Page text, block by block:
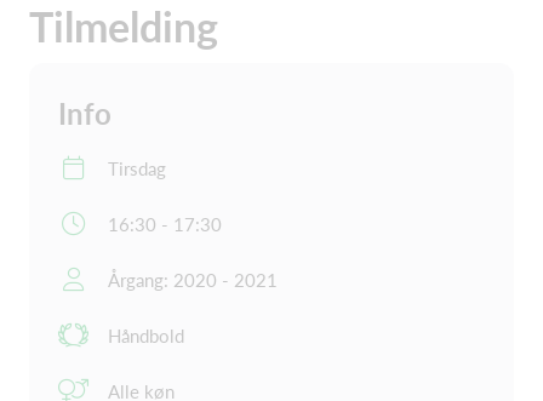
Tilmelding
Info
Tirsdag
16:30 - 17:30
Årgang: 2020 - 2021
Håndbold
Alle køn